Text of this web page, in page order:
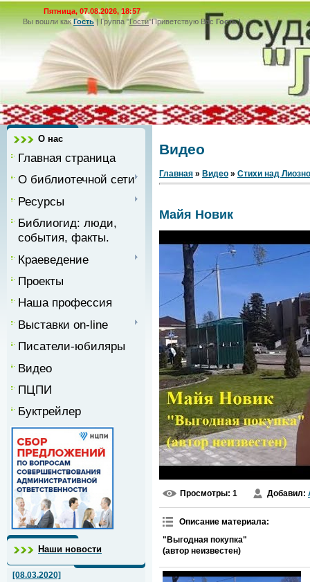
Пятница, 07.08.2026, 18:57
Вы вошли как Гость|Группа"Гости"Приветствую Вас Гость|
О нас
Главная страница
О библиотечной сети
Ресурсы
Библиогид: люди,
события, факты.
Краеведение
Проекты
Наша профессия
Выставки on-line
Писатели-юбиляры
Видео
ПЦПИ
Буктрейлер
Наши новости
[08.03.2020]
Видео
Главная » Видео » Стихи над Лиозно
Майя Новик
Просмотры: 1 Добавил:
Описание материала:
"Выгодная покупка"
(автор неизвестен)